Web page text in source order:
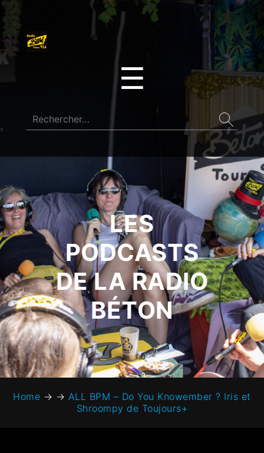
☰
LES
PODCASTS
DE LA RADIO
BÉTON
Home → → ALL BPM – Do You Knowember ? Iris et
Shroompy de Toujours+